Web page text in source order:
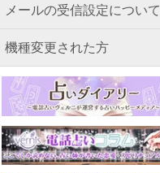
メールの受信設定について
機種変更された方